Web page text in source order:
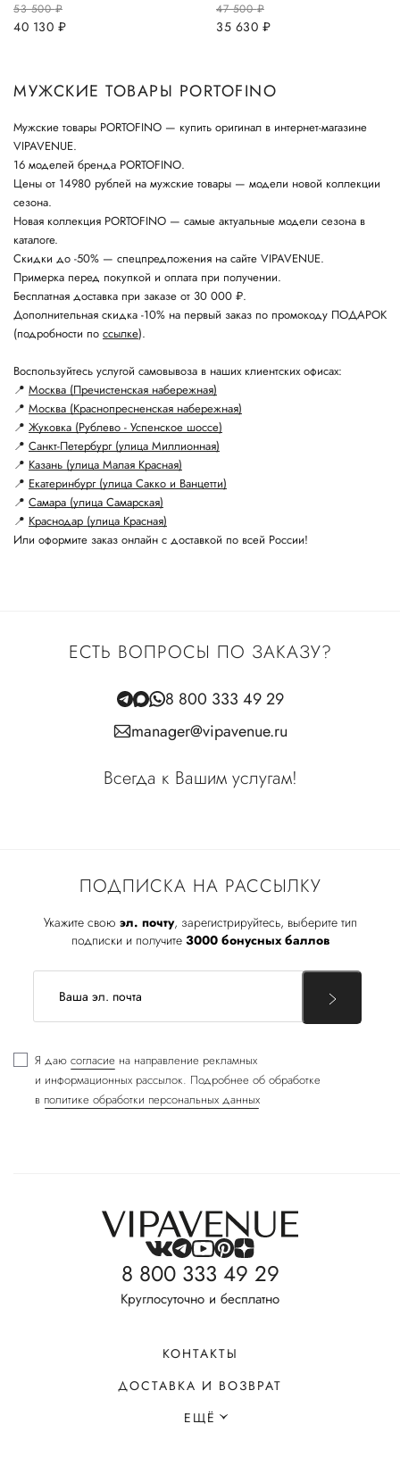
53 500руб.
40 130 руб.
47 500руб.
35 630 руб.
МУЖСКИЕ ТОВАРЫ PORTOFINO
Мужские товары PORTOFINO — купить оригинал в интернет-магазине
VIPAVENUE.
16 моделей бренда PORTOFINO.
Цены от 14980 рублей на мужские товары — модели новой коллекции
сезона.
Новая коллекция PORTOFINO — самые актуальные модели сезона в
каталоге.
Скидки до -50% — спецпредложения на сайте VIPAVENUE.
Примерка перед покупкой и оплата при получении.
Бесплатная доставка при заказе от 30 000 ₽.
Дополнительная скидка -10% на первый заказ по промокоду ПОДАРОК
(подробности по ссылке).
Воспользуйтесь услугой самовывоза в наших клиентских офисах:
📍 Москва (Пречистенская набережная)
📍 Москва (Краснопресненская набережная)
📍 Жуковка (Рублево - Успенское шоссе)
📍 Санкт-Петербург (улица Миллионная)
📍 Казань (улица Малая Красная)
📍 Екатеринбург (улица Сакко и Ванцетти)
📍 Самара (улица Самарская)
📍 Краснодар (улица Красная)
Или оформите заказ онлайн с доставкой по всей России!
ПОДПИСКА НА РАССЫЛКУ
Укажите свою эл. почту, зарегистрируйтесь, выберите тип
подписки и получите 3000 бонусных баллов
Я даю согласие на направление рекламных
и информационных рассылок. Подробнее об обработке
в политике обработки персональных данных
ЕСТЬ ВОПРОСЫ ПО ЗАКАЗУ?
8 800 333 49 29
manager@vipavenue.ru
Всегда к Вашим услугам!
8 800 333 49 29
Круглосуточно и бесплатно
КОНТАКТЫ
ДОСТАВКА И ВОЗВРАТ
ЕЩЁ